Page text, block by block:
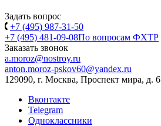
Задать вопрос
+7 (495) 987-31-50
+7 (495) 481-09-08По вопросам ФХТР
Заказать звонок
a.moroz@nostroy.ru
anton.moroz-pskov60@yandex.ru
129090, г. Москва, Проспект мира, д. 6
Вконтакте
Telegram
Одноклассники